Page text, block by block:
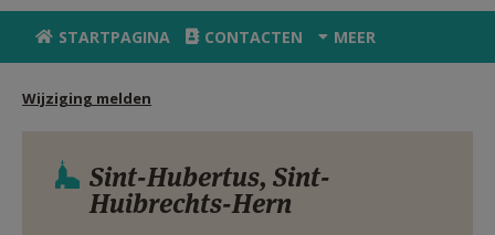
VIERINGEN
HULP
MIJN PAROCHIE
STARTPAGINA CONTACTEN MEER
Wijziging melden
Sint-Hubertus, Sint-
Huibrechts-Hern